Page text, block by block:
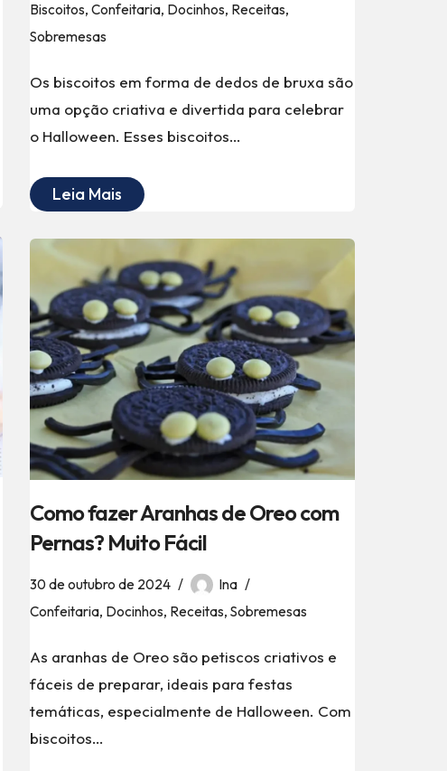
Biscoitos, Confeitaria, Docinhos, Receitas,
Sobremesas
Os biscoitos em forma de dedos de bruxa são
uma opção criativa e divertida para celebrar
o Halloween. Esses biscoitos…
Leia Mais
Como fazer Aranhas de Oreo com
Pernas? Muito Fácil
30 de outubro de 2024
Ina
Confeitaria, Docinhos, Receitas, Sobremesas
As aranhas de Oreo são petiscos criativos e
fáceis de preparar, ideais para festas
temáticas, especialmente de Halloween. Com
biscoitos…